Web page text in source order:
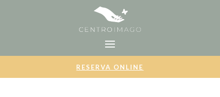
RESERVA ONLINE